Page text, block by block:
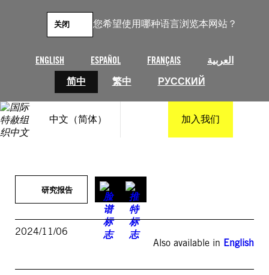
您希望使用哪种语言浏览本网站？
ENGLISH ESPAÑOL FRANÇAIS
العربية
简中
繁中 РУССКИЙ
关闭
中文（简体） 加入我们
研究报告
2024/11/06
Also available in English